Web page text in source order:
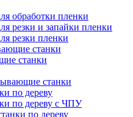
обработки пленки
резки и запайки пленки
резки пленки
станки
станки
станки
по дереву
по дереву с ЧПУ
по дереву